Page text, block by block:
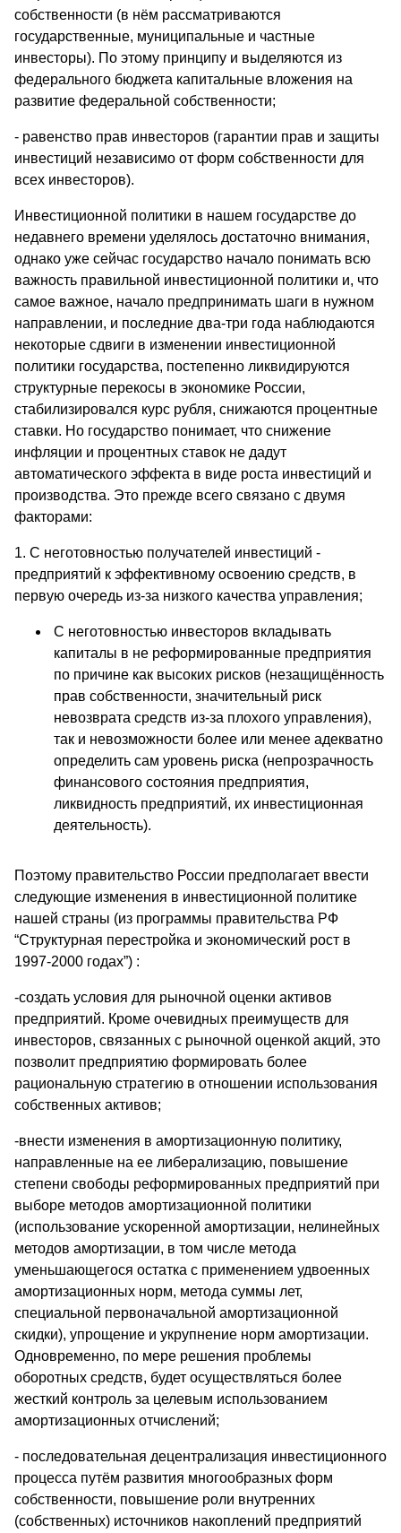
собственности (в нём рассматриваются
государственные, муниципальные и частные
инвесторы). По этому принципу и выделяются из
федерального бюджета капитальные вложения на
развитие федеральной собственности;
- равенство прав инвесторов (гарантии прав и защиты
инвестиций независимо от форм собственности для
всех инвесторов).
Инвестиционной политики в нашем государстве до
недавнего времени уделялось достаточно внимания,
однако уже сейчас государство начало понимать всю
важность правильной инвестиционной политики и, что
самое важное, начало предпринимать шаги в нужном
направлении, и последние два-три года наблюдаются
некоторые сдвиги в изменении инвестиционной
политики государства, постепенно ликвидируются
структурные перекосы в экономике России,
стабилизировался курс рубля, снижаются процентные
ставки. Но государство понимает, что снижение
инфляции и процентных ставок не дадут
автоматического эффекта в виде роста инвестиций и
производства. Это прежде всего связано с двумя
факторами:
1. С неготовностью получателей инвестиций -
предприятий к эффективному освоению средств, в
первую очередь из-за низкого качества управления;
С неготовностью инвесторов вкладывать
капиталы в не реформированные предприятия
по причине как высоких рисков (незащищённость
прав собственности, значительный риск
невозврата средств из-за плохого управления),
так и невозможности более или менее адекватно
определить сам уровень риска (непрозрачность
финансового состояния предприятия,
ликвидность предприятий, их инвестиционная
деятельность).
Поэтому правительство России предполагает ввести
следующие изменения в инвестиционной политике
нашей страны (из программы правительства РФ
“Структурная перестройка и экономический рост в
1997-2000 годах”) :
-создать условия для рыночной оценки активов
предприятий. Кроме очевидных преимуществ для
инвесторов, связанных с рыночной оценкой акций, это
позволит предприятию формировать более
рациональную стратегию в отношении использования
собственных активов;
-внести изменения в амортизационную политику,
направленные на ее либерализацию, повышение
степени свободы реформированных предприятий при
выборе методов амортизационной политики
(использование ускоренной амортизации, нелинейных
методов амортизации, в том числе метода
уменьшающегося остатка с применением удвоенных
амортизационных норм, метода суммы лет,
специальной первоначальной амортизационной
скидки), упрощение и укрупнение норм амортизации.
Одновременно, по мере решения проблемы
оборотных средств, будет осуществляться более
жесткий контроль за целевым использованием
амортизационных отчислений;
- последовательная децентрализация инвестиционного
процесса путём развития многообразных форм
собственности, повышение роли внутренних
(собственных) источников накоплений предприятий